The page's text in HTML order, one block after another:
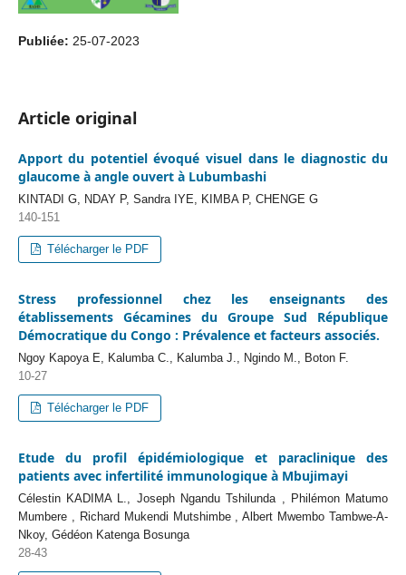
Publiée: 25-07-2023
Article original
Apport du potentiel évoqué visuel dans le diagnostic du
glaucome à angle ouvert à Lubumbashi
KINTADI G, NDAY P, Sandra IYE, KIMBA P, CHENGE G
140-151
Télécharger le PDF
Stress professionnel chez les enseignants des
établissements Gécamines du Groupe Sud République
Démocratique du Congo : Prévalence et facteurs associés.
Ngoy Kapoya E, Kalumba C., Kalumba J., Ngindo M., Boton F.
10-27
Télécharger le PDF
Etude du profil épidémiologique et paraclinique des
patients avec infertilité immunologique à Mbujimayi
Célestin KADIMA L., Joseph Ngandu Tshilunda , Philémon Matumo
Mumbere , Richard Mukendi Mutshimbe , Albert Mwembo Tambwe-A-
Nkoy, Gédéon Katenga Bosunga
28-43